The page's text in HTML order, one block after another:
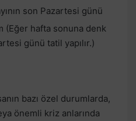
son Pazartesi günü
(Eğer hafta sonuna denk
günü tatil yapılır.)
bazı özel durumlarda,
önemli kriz anlarında